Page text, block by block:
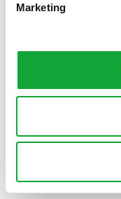
Marketing